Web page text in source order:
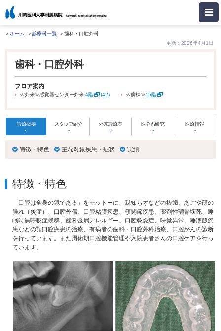
ホーム 診療科一覧 歯科・口腔外科
歯科・口腔外科
更新：2026年4月1日
フロア案内
≪外来≫感覚器センター外来 4階 (42) ≪病棟≫15階
診療概要 スタッフ紹介 外来診療表 医学系研究 医療情報
特徴・特色 主な対象疾患・症状 実績
特徴・特色
「口腔は全身の鏡である」をモットーに、親知らずなどの抜歯、あごや顔の
腫れ（炎症）、口腔外傷、口腔粘膜疾患、顎関節疾患、薬剤性顎骨壊死、睡
眠時無呼吸症候群、歯科金属アレルギー、口腔乾燥症、味覚異常、唾液腺疾
患などの顎口腔疾患の治療、有病者の歯科・口腔外科治療、口腔がんの診断
を行っています。また周術期口腔機能管理や入院患者さんの口腔ケアを行っ
ています。